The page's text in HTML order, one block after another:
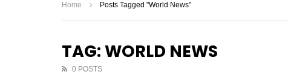
Home Posts Tagged "World News"
TAG: WORLD NEWS
0 POSTS